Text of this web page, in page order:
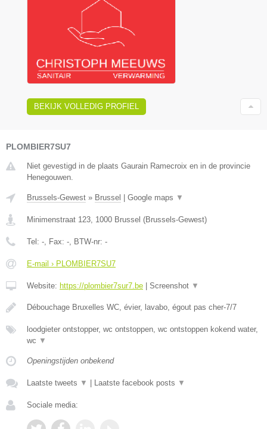
BEKIJK VOLLEDIG PROFIEL
PLOMBIER7SU7
Niet gevestigd in de plaats Gaurain Ramecroix en in de provincie
Henegouwen.
Brussels-Gewest » Brussel Google maps ▼
Minimenstraat 123, 1000 Brussel (Brussels-Gewest)
Tel: -, Fax: -, BTW-nr: -
E-mail › PLOMBIER7SU7
Website: https://plombier7sur7.be Screenshot ▼
Débouchage Bruxelles WC, évier, lavabo, égout pas cher-7/7
loodgieter ontstopper, wc ontstoppen, wc ontstoppen kokend water,
wc ▼
Openingstijden onbekend
Laatste tweets ▼ Laatste facebook posts ▼
Sociale media: